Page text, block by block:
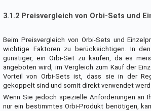
3.1.2 Preisvergleich von Orbi-Sets und
Beim Preisvergleich von Orbi-Sets und
wichtige Faktoren zu berücksichtigen. In
günstiger, ein Orbi-Set zu kaufen, da es
angeboten wird, im Vergleich zum Kauf der
Vorteil von Orbi-Sets ist, dass sie in der
gekoppelt sind und somit direkt verwendet
Wenn Sie jedoch spezielle Anforderungen an
nur ein bestimmtes Orbi-Produkt benötigen,